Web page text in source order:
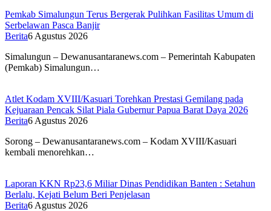
Pemkab Simalungun Terus Bergerak Pulihkan Fasilitas Umum di
Serbelawan Pasca Banjir
Berita6 Agustus 2026
Simalungun – Dewanusantaranews.com – Pemerintah Kabupaten
(Pemkab) Simalungun…
Atlet Kodam XVIII/Kasuari Torehkan Prestasi Gemilang pada
Kejuaraan Pencak Silat Piala Gubernur Papua Barat Daya 2026
Berita6 Agustus 2026
Sorong – Dewanusantaranews.com – Kodam XVIII/Kasuari
kembali menorehkan…
Laporan KKN Rp23,6 Miliar Dinas Pendidikan Banten : Setahun
Berlalu, Kejati Belum Beri Penjelasan
Berita6 Agustus 2026